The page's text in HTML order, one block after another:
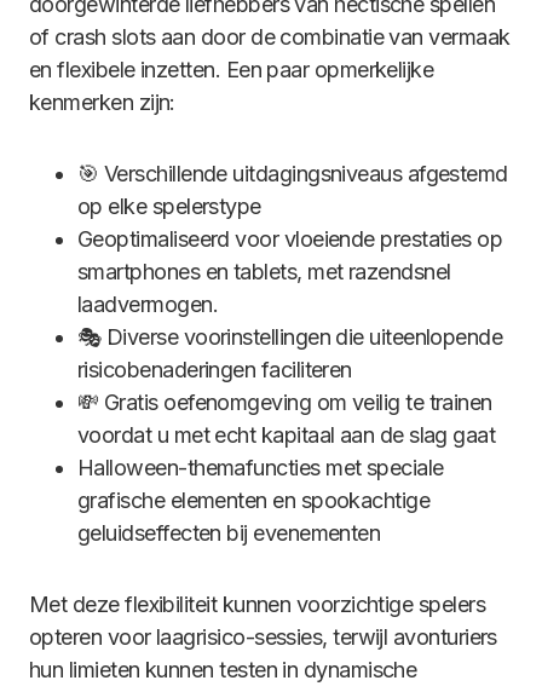
of crash slots aan door de combinatie van vermaak
en flexibele inzetten. Een paar opmerkelijke
kenmerken zijn:
🎯 Verschillende uitdagingsniveaus afgestemd
op elke spelerstype
Geoptimaliseerd voor vloeiende prestaties op
smartphones en tablets, met razendsnel
laadvermogen.
🎭 Diverse voorinstellingen die uiteenlopende
risicobenaderingen faciliteren
💸 Gratis oefenomgeving om veilig te trainen
voordat u met echt kapitaal aan de slag gaat
Halloween-themafuncties met speciale
grafische elementen en spookachtige
geluidseffecten bij evenementen
Met deze flexibiliteit kunnen voorzichtige spelers
opteren voor laagrisico-sessies, terwijl avonturiers
hun limieten kunnen testen in dynamische